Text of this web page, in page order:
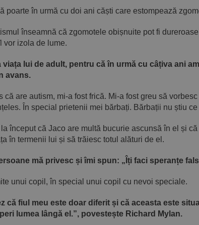
poarte în urmă cu doi ani căști care estompează
înseamnă că zgomotele obișnuite pot fi
vor izola de lume.
viața lui de adult, pentru că în urmă cu câțiva ani
avans.
că are autism, mi-a fost frică. Mi-a fost greu să
În special prietenii mei bărbați. Bărbații nu știu
început că Jaco are multă bucurie ascunsă în el și
în termenii lui și să trăiesc totul alături de el.
mă privesc și îmi spun: „Îți faci speranțe
unui copil, în special unui copil cu nevoi speciale.
că fiul meu este doar diferit și că aceasta este
lumea lângă el.”, povestește Richard Mylan.